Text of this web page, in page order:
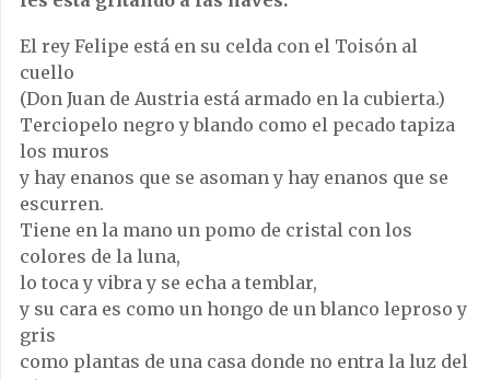
El rey Felipe está en su celda con el Toisón al
cuello
(Don Juan de Austria está armado en la cubierta.)
Terciopelo negro y blando como el pecado tapiza
los muros
y hay enanos que se asoman y hay enanos que se
escurren.
Tiene en la mano un pomo de cristal con los
colores de la luna,
lo toca y vibra y se echa a temblar,
y su cara es como un hongo de un blanco leproso y
gris
como plantas de una casa donde no entra la luz del